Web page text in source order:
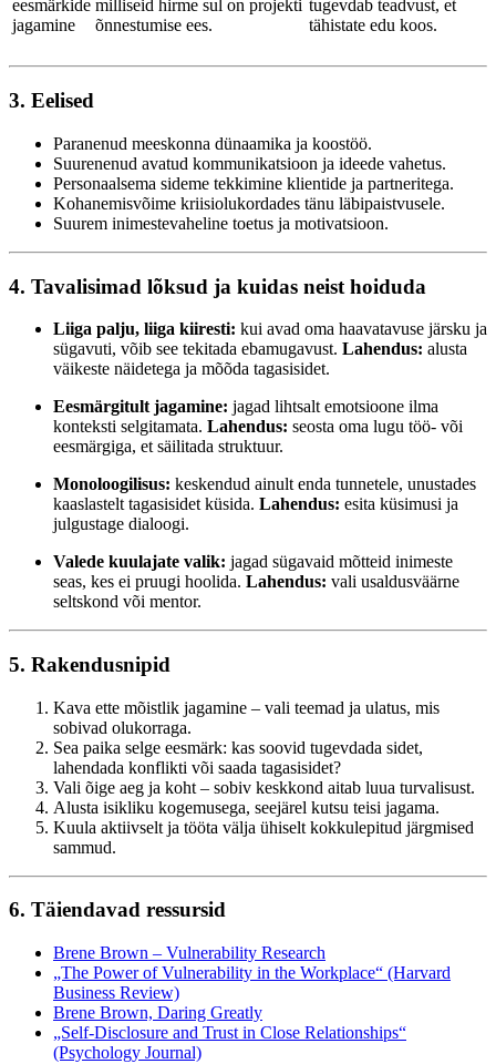
eesmärkide
jagamine
milliseid hirme sul on projekti
õnnestumise ees.
tugevdab teadvust, et
tähistate edu koos.
3. Eelised
Paranenud meeskonna dünaamika ja koostöö.
Suurenenud avatud kommunikatsioon ja ideede vahetus.
Personaalsema sideme tekkimine klientide ja partneritega.
Kohanemisvõime kriisiolukordades tänu läbipaistvusele.
Suurem inimestevaheline toetus ja motivatsioon.
4. Tavalisimad lõksud ja kuidas neist hoiduda
Liiga palju, liiga kiiresti: kui avad oma haavatavuse järsku ja
sügavuti, võib see tekitada ebamugavust. Lahendus: alusta
väikeste näidetega ja mõõda tagasisidet.
Eesmärgitult jagamine: jagad lihtsalt emotsioone ilma
konteksti selgitamata. Lahendus: seosta oma lugu töö- või
eesmärgiga, et säilitada struktuur.
Monoloogilisus: keskendud ainult enda tunnetele, unustades
kaaslastelt tagasisidet küsida. Lahendus: esita küsimusi ja
julgustage dialoogi.
Valede kuulajate valik: jagad sügavaid mõtteid inimeste
seas, kes ei pruugi hoolida. Lahendus: vali usaldusväärne
seltskond või mentor.
5. Rakendusnipid
Kava ette mõistlik jagamine – vali teemad ja ulatus, mis
sobivad olukorraga.
Sea paika selge eesmärk: kas soovid tugevdada sidet,
lahendada konflikti või saada tagasisidet?
Vali õige aeg ja koht – sobiv keskkond aitab luua turvalisust.
Alusta isikliku kogemusega, seejärel kutsu teisi jagama.
Kuula aktiivselt ja tööta välja ühiselt kokkulepitud järgmised
sammud.
6. Täiendavad ressursid
Brene Brown – Vulnerability Research
„The Power of Vulnerability in the Workplace“ (Harvard
Business Review)
Brene Brown, Daring Greatly
„Self-Disclosure and Trust in Close Relationships“
(Psychology Journal)